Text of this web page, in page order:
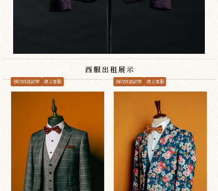
西服出租展示
預約到店試穿 線上客服 預約到店試穿 線上客服